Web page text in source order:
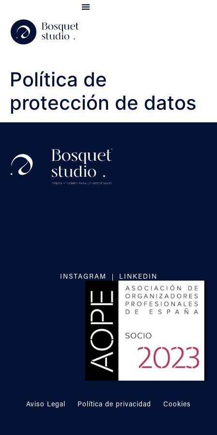
Política de
protección de datos
INSTAGRAM LINKEDIN
Aviso Legal Política de privacidad Cookies